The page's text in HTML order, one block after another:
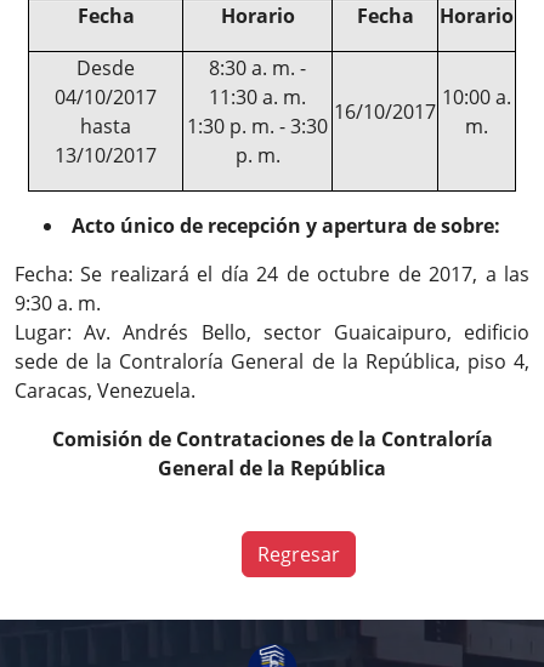
Fecha
Horario Fecha
Horario
Desde
04/10/2017
hasta
13/10/2017
8:30 a. m. -
11:30 a. m.
1:30 p. m. - 3:30
p. m.
16/10/2017
10:00 a.
m.
Acto único de recepción y apertura de sobre:
Fecha: Se realizará el día 24 de octubre de 2017, a las
9:30 a. m.
Lugar: Av. Andrés Bello, sector Guaicaipuro, edificio
sede de la Contraloría General de la República, piso 4,
Caracas, Venezuela.
Comisión de Contrataciones de la Contraloría
General de la República
Regresar